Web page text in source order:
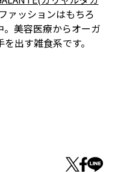
ァッションはもちろ
美容医療からオーガ
出す雑食系です。